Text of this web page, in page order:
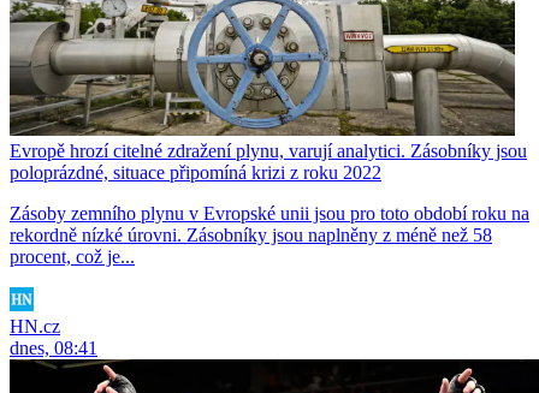
Evropě hrozí citelné zdražení plynu, varují analytici. Zásobníky jsou
poloprázdné, situace připomíná krizi z roku 2022
Zásoby zemního plynu v Evropské unii jsou pro toto období roku na
rekordně nízké úrovni. Zásobníky jsou naplněny z méně než 58
procent, což je...
HN.cz
dnes, 08:41